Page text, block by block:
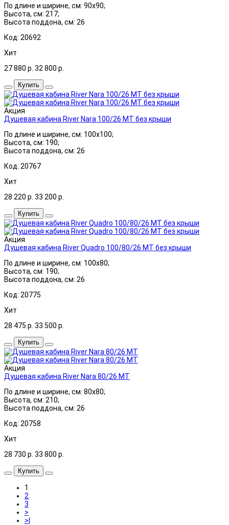
По длине и ширине, см: 90x90;
Высота, см: 217;
Высота поддона, см: 26
Код: 20692
Хит
27 880 р. 32 800 р.
Купить
Акция
Душевая кабина River Nara 100/26 МТ без крыши
По длине и ширине, см: 100x100;
Высота, см: 190;
Высота поддона, см: 26
Код: 20767
Хит
28 220 р. 33 200 р.
Купить
Акция
Душевая кабина River Quadro 100/80/26 МТ без крыши
По длине и ширине, см: 100x80;
Высота, см: 190;
Высота поддона, см: 26
Код: 20775
Хит
28 475 р. 33 500 р.
Купить
Акция
Душевая кабина River Nara 80/26 МТ
По длине и ширине, см: 80x80;
Высота, см: 210;
Высота поддона, см: 26
Код: 20758
Хит
28 730 р. 33 800 р.
Купить
1
2
3
>
>|